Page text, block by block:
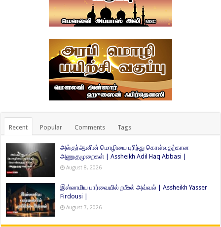
Recent Popular Comments Tags
அல்குர்ஆனின் மொழியை புரிந்து கொள்வதற்கான
அணுகுமுறைகள் | Assheikh Adil Haq Abbasi |
August 8, 2026
இஸ்லாமிய பார்வையில் றபீஉல் அவ்வல் | Assheikh Yasser
Firdousi |
August 7, 2026